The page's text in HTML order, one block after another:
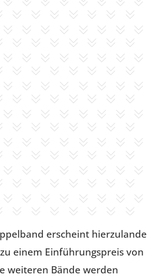
erscheint hierzulande
einem Einführungspreis von
weiteren Bände werden